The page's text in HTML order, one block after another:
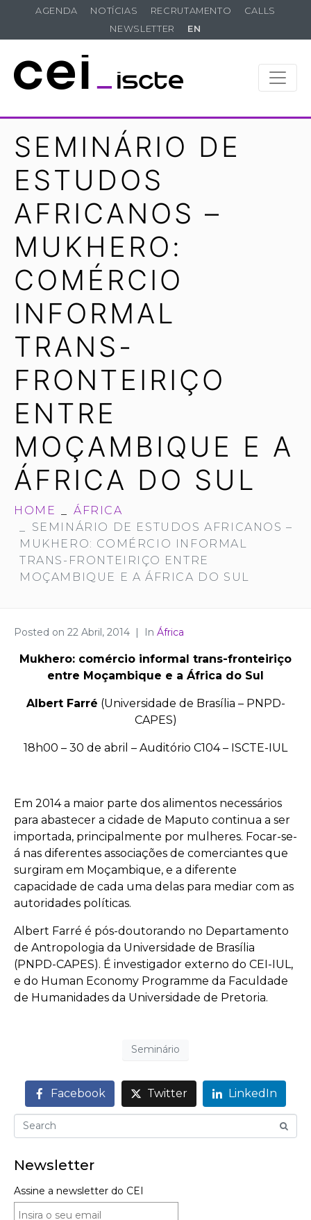
AGENDA NOTÍCIAS RECRUTAMENTO
CALLS
NEWSLETTER
EN
SEMINÁRIO DE
ESTUDOS
AFRICANOS –
MUKHERO:
COMÉRCIO
INFORMAL
TRANS-
FRONTEIRIÇO
ENTRE
MOÇAMBIQUE E A
ÁFRICA DO SUL
HOME
ÁFRICA
SEMINÁRIO DE ESTUDOS AFRICANOS –
MUKHERO: COMÉRCIO INFORMAL
TRANS-FRONTEIRIÇO ENTRE
MOÇAMBIQUE E A ÁFRICA DO SUL
Posted on 22 Abril, 2014 In África
Mukhero: comércio informal trans-fronteiriço
entre Moçambique e a África do Sul
Albert Farré (Universidade de Brasília – PNPD-
CAPES)
18h00 – 30 de abril – Auditório C104 – ISCTE-IUL
Em 2014 a maior parte dos alimentos necessários
para abastecer a cidade de Maputo continua a ser
importada, principalmente por mulheres. Focar-se-
á nas diferentes associações de comerciantes que
surgiram em Moçambique, e a diferente
capacidade de cada uma delas para mediar com as
autoridades políticas.
Albert Farré é pós-doutorando no Departamento
de Antropologia da Universidade de Brasília
(PNPD-CAPES). É investigador externo do CEI-IUL,
e do Human Economy Programme da Faculdade
de Humanidades da Universidade de Pretoria.
Seminário
Facebook Twitter LinkedIn
Newsletter
Assine a newsletter do CEI